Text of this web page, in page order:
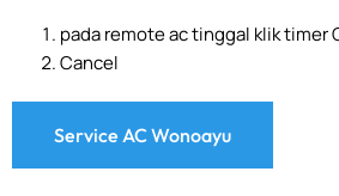
pada remote ac tinggal klik timer
Cancel
Service AC Wonoayu